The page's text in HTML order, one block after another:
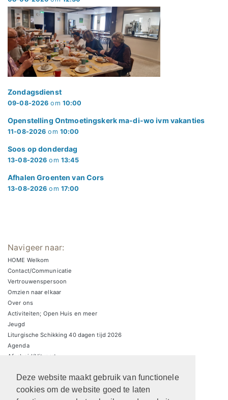
Deze website maakt gebruik van functionele
cookies om de website goed te laten
Zondagsdienst
09-08-2026 om 10:00
Openstelling Ontmoetingskerk ma-di-wo ivm vakanties
11-08-2026 om 10:00
Soos op donderdag
13-08-2026 om 13:45
Afhalen Groenten van Cors
13-08-2026 om 17:00
Navigeer naar:
HOME Welkom
Contact/Communicatie
Vertrouwenspersoon
Omzien naar elkaar
Over ons
Activiteiten; Open Huis en meer
Jeugd
Liturgische Schikking 40 dagen tijd 2026
Agenda
Afscheid/Uitvaart
Zaalverhuur/parkeren
ARCHIEF Liturgische schikkingen